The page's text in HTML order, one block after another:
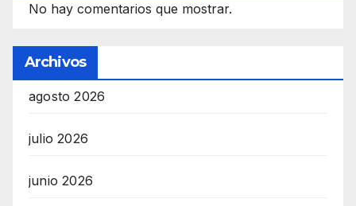
No hay comentarios que mostrar.
Archivos
agosto 2026
julio 2026
junio 2026